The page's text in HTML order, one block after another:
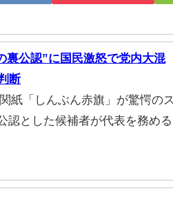
裏公認”に国民激怒で党内大混
断
「しんぶん赤旗」が驚愕のス
認とした候補者が代表を務める